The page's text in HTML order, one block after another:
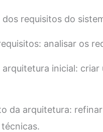
dos requisitos do
analisar os
inicial:
da arquitetura: